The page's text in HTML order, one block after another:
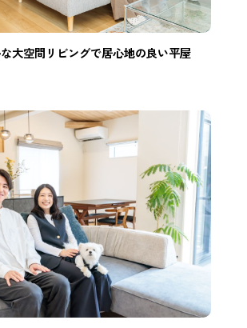
大空間リビングで居心地の良い平屋